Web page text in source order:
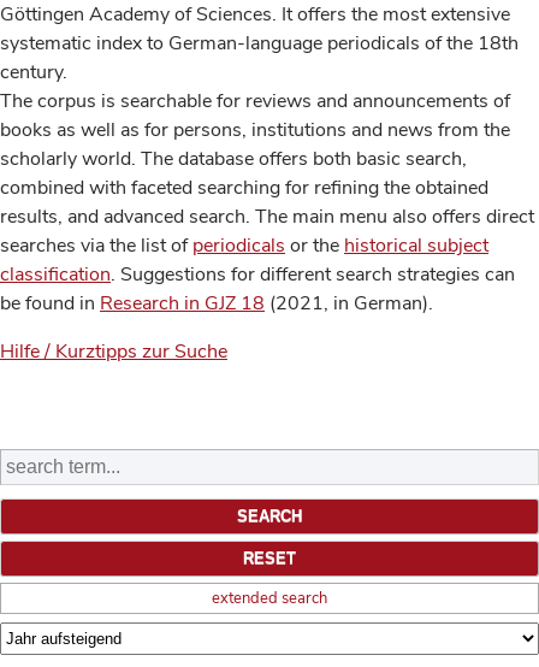
Göttingen Academy of Sciences. It offers the most extensive
systematic index to German-language periodicals of the 18th
century.
The corpus is searchable for reviews and announcements of
books as well as for persons, institutions and news from the
scholarly world. The database offers both basic search,
combined with faceted searching for refining the obtained
results, and advanced search. The main menu also offers direct
searches via the list ofperiodicals or the historical subject
classification. Suggestions for different search strategies can
be found in Research in GJZ 18 (2021, in German).
Hilfe / Kurztipps zur Suche
extended search